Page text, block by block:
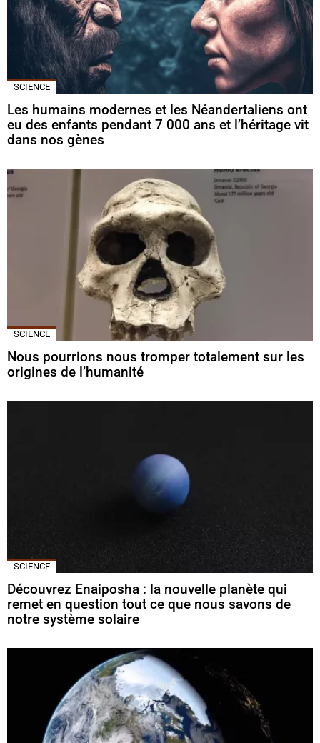
SCIENCE
Les humains modernes et les Néandertaliens ont
eu des enfants pendant 7 000 ans et l’héritage vit
dans nos gènes
SCIENCE
Nous pourrions nous tromper totalement sur les
origines de l’humanité
SCIENCE
Découvrez Enaiposha : la nouvelle planète qui
remet en question tout ce que nous savons de
notre système solaire